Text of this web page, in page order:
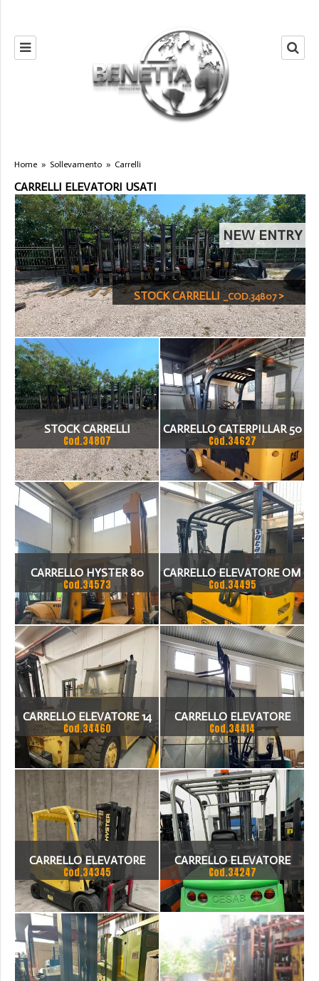
Home » Sollevamento » Carrelli
CARRELLI ELEVATORI USATI
NEW ENTRY
STOCK CARRELLI_COD.34807>
STOCK CARRELLI
Cod.34807
CARRELLO CATERPILLAR 50
Q.LI ELETTRICO TRIPLEX
Cod.34627
CARRELLO HYSTER 80
QUINTALI
Cod.34573
CARRELLO ELEVATORE OM
EU 30
Cod.34495
CARRELLO ELEVATORE 14
TON CAT 3208
Cod.34460
CARRELLO ELEVATORE
ELETTRICO BAOLI KBE20
Cod.34414
CARRELLO ELEVATORE
HYSTER PORTATA 3500 KG
Cod.34345
CARRELLO ELEVATORE
CESAB MODELLO BLITZ
250
Cod.34247